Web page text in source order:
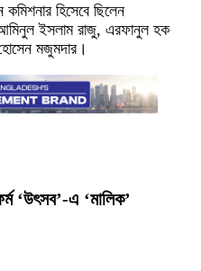
কমিশনার হিসেবে ছিলেন
ইসলাম রাজু, এরফানুল হক
মজুমদার।
‘উৎসব’-এ ‘মালিক’